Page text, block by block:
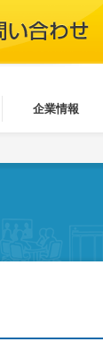
企業情報